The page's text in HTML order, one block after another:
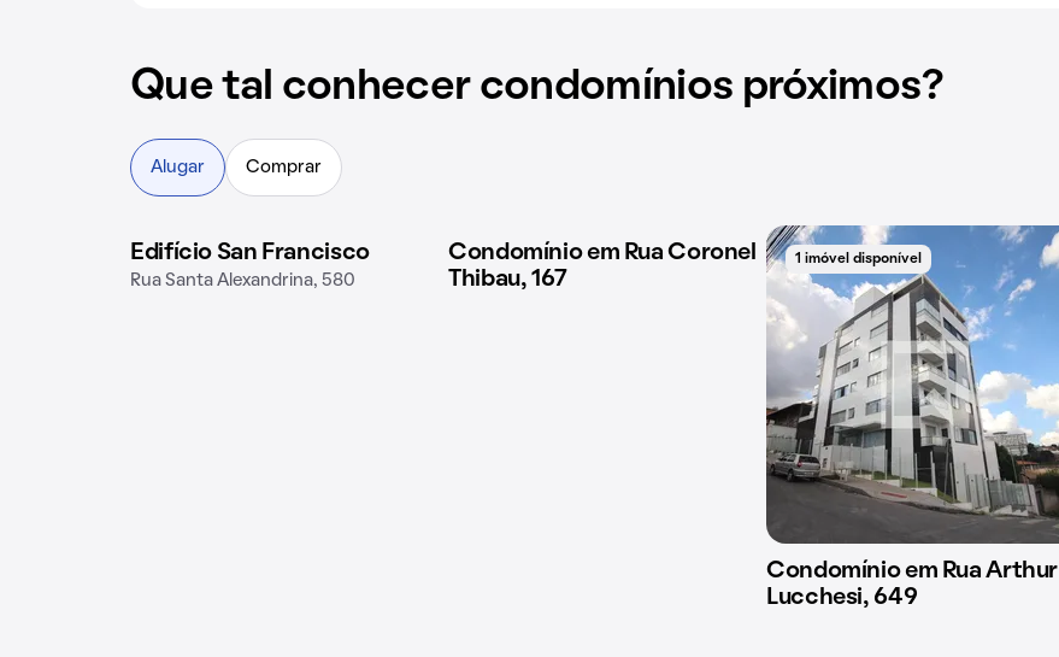
Que tal conhecer condomínios próximos?
Alugar Comprar
1 imóvel disponível
Edifício San Francisco
Rua Santa Alexandrina, 580
1 imóvel disponível
Condomínio em Rua Coronel
Thibau, 167
1 imóvel disponível
Condomínio em Rua Arthur
Lucchesi, 649